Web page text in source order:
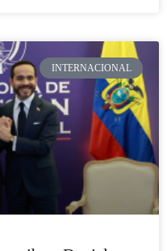
INTERNACIONAL